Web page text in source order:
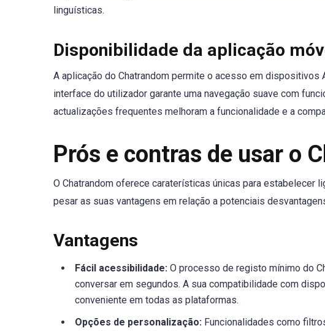
linguísticas.
Disponibilidade da aplicação
A aplicação do Chatrandom permite o acesso em
interface do utilizador garante uma navegação suave com
actualizações frequentes melhoram a funcionalidade e a
Prós e contras de usar o
O Chatrandom oferece caraterísticas únicas para estabelecer
pesar as suas vantagens em relação a potenciais
Vantagens
Fácil acessibilidade: O processo de registo mínimo do
conversar em segundos. A sua compatibilidade com
conveniente em todas as plataformas.
Opções de personalização: Funcionalidades como